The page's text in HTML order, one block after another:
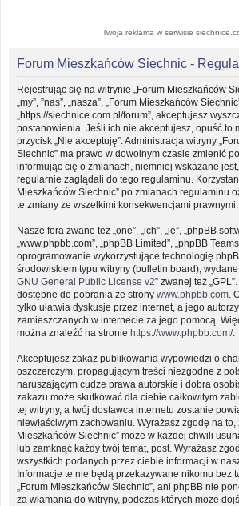
Twoja reklama w serwisie
Forum Mieszkańców Siechnic -
Rejestrując się na witrynie „Forum Mieszkańców
„my”, ”nas”, „nasza”, „Forum Mieszkańców
„https://siechnice.com.pl/forum”, akceptujesz
postanowienia. Jeśli ich nie akceptujesz, opuść to
przycisk „Nie akceptuję”. Administracja witryny
Siechnic” ma prawo w dowolnym czasie zmienić
informując cię o zmianach, niemniej wskazane
regularnie zaglądali do tego regulaminu.
Mieszkańców Siechnic” po zmianach regulaminu
te zmiany ze wszelkimi konsekwencjami prawnymi.
Nasze fora zwane też „one”, „ich”, „je”, „phpBB
„www.phpbb.com”, „phpBB Limited”, „phpBB
oprogramowanie wykorzystujące technologię
środowiskiem typu witryny (bulletin board), wydane
GNU General Public License v2” zwanej też
dostępne do pobrania ze strony www.phpbb.com .
tylko ułatwia dyskusje przez internet, a jego
zamieszczanych w internecie za jego pomocą.
można znaleźć na stronie https://www.phpbb.com/.
Akceptujesz zakaz publikowania wypowiedzi o
oszczerczym, propagującym treści niezgodne z
naruszającym cudze prawa autorskie i dobra
zakazu może skutkować dla ciebie całkowitym
tej witryny, a twój dostawca internetu zostanie
niewłaściwym zachowaniu. Wyrażasz zgodę na to,
Mieszkańców Siechnic” może w każdej chwili
lub zamknąć każdy twój temat, post. Wyrażasz
wszystkich podanych przez ciebie informacji w
Informacje te nie będą przekazywane nikomu bez
„Forum Mieszkańców Siechnic”, ani phpBB nie
za włamania do witryny, podczas których może